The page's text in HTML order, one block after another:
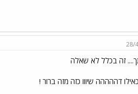
28/
זה בכלל לא שאלה
דההההה שיווו כזה מזה ברור !